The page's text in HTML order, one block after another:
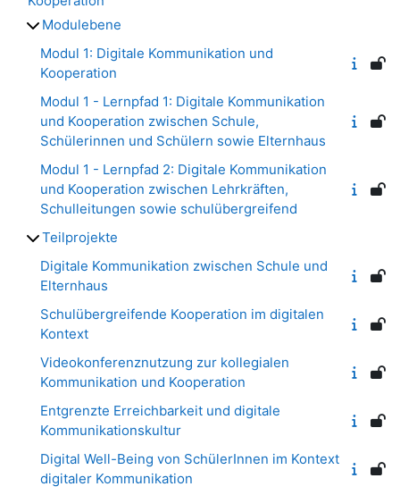
Modulebene
Modul 1: Digitale Kommunikation und
Kooperation
Modul 1 - Lernpfad 1: Digitale Kommunikation
und Kooperation zwischen Schule,
Schülerinnen und Schülern sowie Elternhaus
Modul 1 - Lernpfad 2: Digitale Kommunikation
und Kooperation zwischen Lehrkräften,
Schulleitungen sowie schulübergreifend
Teilprojekte
Digitale Kommunikation zwischen Schule und
Elternhaus
Schulübergreifende Kooperation im digitalen
Kontext
Videokonferenznutzung zur kollegialen
Kommunikation und Kooperation
Entgrenzte Erreichbarkeit und digitale
Kommunikationskultur
Digital Well-Being von SchülerInnen im Kontext
digitaler Kommunikation